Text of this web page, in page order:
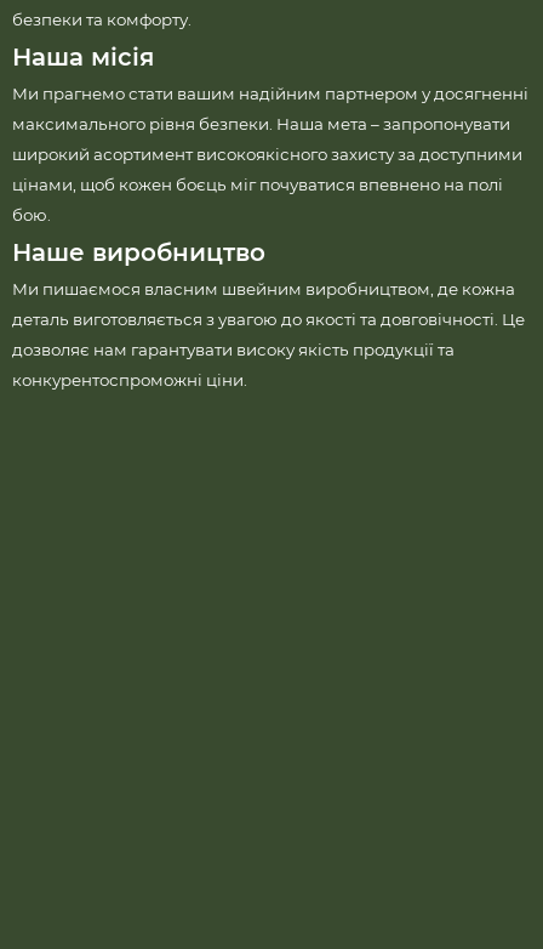
безпеки та комфорту.
Наша місія
Ми прагнемо стати вашим надійним партнером у досягненні
максимального рівня безпеки. Наша мета – запропонувати
широкий асортимент високоякісного захисту за доступними
цінами, щоб кожен боєць міг почуватися впевнено на полі
бою.
Наше виробництво
Ми пишаємося власним швейним виробництвом, де кожна
деталь виготовляється з увагою до якості та довговічності. Це
дозволяє нам гарантувати високу якість продукції та
конкурентоспроможні ціни.